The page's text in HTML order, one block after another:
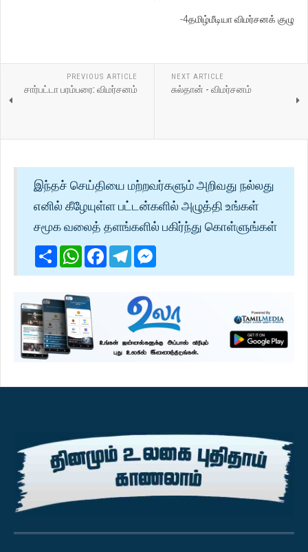
-4தமிழ்மீடியா விமர்சனக் குழு
PREVIOUS ARTICLE
சார்பட்டா பரம்பரை: விமர்சனம்
NEXT ARTICLE
சுல்தான் - விமர்சனம்
இந்தச் செய்தியை மற்றவர்களும் அறிவது நல்லது
எனில் கீழேயுள்ள பட்டன்களில் அழுத்தி உங்கள்
சமூக வலைத் தளங்களில் பகிர்ந்து கொள்ளுங்கள்
ShareWhatsApp
Facebook
Telegram